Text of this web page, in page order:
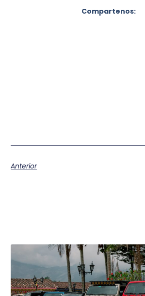
Compartenos:
Anterior